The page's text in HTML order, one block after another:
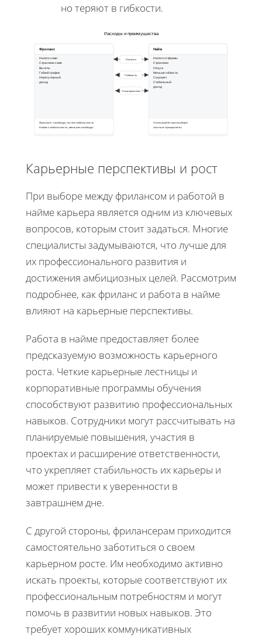
но теряют в гибкости.
Расходы и преимущества
Фриланс
Налоги сами
Страховки сами
Вычеты
Гибкий график
Нерегулярный
доход
Найм
Налоги от фирмы
Страховки
Отпуск
Меньше гибкости
Соцпакет
Стабильный
доход
Налоги
Гибкость
Соцгарантии
Фриланс: свобода, но нестабильность
Найм: стабильность, меньше свободы
Учитывайте при выборе
личные приоритеты
Карьерные перспективы и рост
При выборе между фрилансом и работой в
найме карьера является одним из ключевых
вопросов, которым стоит задаться. Многие
специалисты задумываются, что лучше для
их профессионального развития и
достижения амбициозных целей. Рассмотрим
подробнее, как фриланс и работа в найме
влияют на карьерные перспективы.
Работа в найме предоставляет более
предсказуемую возможность карьерного
роста. Четкие карьерные лестницы и
корпоративные программы обучения
способствуют развитию профессиональных
навыков. Сотрудники могут рассчитывать на
планируемые повышения, участия в
проектах и расширение ответственности,
что укрепляет стабильность их карьеры и
может привести к уверенности в
завтрашнем дне.
С другой стороны, фрилансерам приходится
самостоятельно заботиться о своем
карьерном росте. Им необходимо активно
искать проекты, которые соответствуют их
профессиональным потребностям и могут
помочь в развитии новых навыков. Это
требует хороших коммуникативных